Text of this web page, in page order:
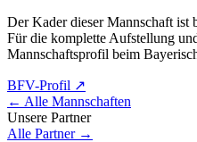
Der Kader dieser Mannschaft
Für die komplette Aufstellung
Mannschafts­profil beim
BFV-Profil ↗
← Alle Mannschaften
Unsere Partner
Alle Partner →